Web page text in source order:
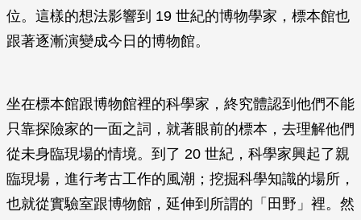
位。這樣的想法影響到 19 世紀的博物學家，標本館也
跟著逐漸演變成今日的博物館。
坐在標本館跟博物館裡的科學家，終究體認到他們不能
只靠探險家的一面之詞，就著眼前的標本，去理解他們
從未身臨現場的情境。到了 20 世紀，科學家興起了親
臨現場，進行考古工作的風潮；挖掘科學知識的場所，
也就從實驗室跟博物館，延伸到所謂的「田野」裡。然